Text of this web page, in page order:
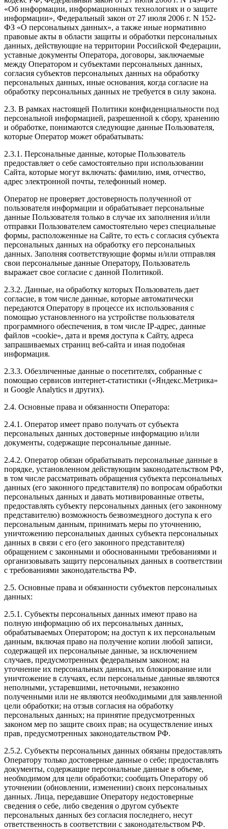
«Об информации, информационных технологиях и о защите
информации», Федеральный закон от 27 июля 2006 г. N 152-
ФЗ «О персональных данных», а также иные нормативно
правовые акты в области защиты и обработки персональных
данных, действующие на территории Российской Федерации,
уставные документы Оператора, договоры, заключаемые
между Оператором и субъектами персональных данных,
согласия субъектов персональных данных на обработку
персональных данных, иные основания, когда согласие на
обработку персональных данных не требуется в силу закона.
2.3. В рамках настоящей Политики конфиденциальности под
персональной информацией, разрешенной к сбору, хранению
и обработке, понимаются следующие данные Пользователя,
которые Оператор может обрабатывать:
2.3.1. Персональные данные, которые Пользователь
предоставляет о себе самостоятельно при использовании
Сайта, которые могут включать: фамилию, имя, отчество,
адрес электронной почты, телефонный номер.
Оператор не проверяет достоверность полученной от
пользователя информации и обрабатывает персональные
данные Пользователя только в случае их заполнения и/или
отправки Пользователем самостоятельно через специальные
формы, расположенные на Сайте, то есть с согласия субъекта
персональных данных на обработку его персональных
данных. Заполняя соответствующие формы и/или отправляя
свои персональные данные Оператору, Пользователь
выражает свое согласие с данной Политикой.
2.3.2. Данные, на обработку которых Пользователь дает
согласие, в том числе данные, которые автоматически
передаются Оператору в процессе их использования с
помощью установленного на устройстве пользователя
программного обеспечения, в том числе IP-адрес, данные
файлов «cookie», дата и время доступа к Сайту, адреса
запрашиваемых страниц веб-сайта и иная подобная
информация.
2.3.3. Обезличенные данные о посетителях, собранные с
помощью сервисов интернет-статистики («Яндекс.Метрика»
и Google Analytics и других).
2.4. Основные права и обязанности Оператора:
2.4.1. Оператор имеет право получать от субъекта
персональных данных достоверные информацию и/или
документы, содержащие персональные данные.
2.4.2. Оператор обязан обрабатывать персональные данные в
порядке, установленном действующим законодательством РФ,
в том числе рассматривать обращения субъекта персональных
данных (его законного представителя) по вопросам обработки
персональных данных и давать мотивированные ответы,
предоставлять субъекту персональных данных (его законному
представителю) возможность безвозмездного доступа к его
персональным данным, принимать меры по уточнению,
уничтожению персональных данных субъекта персональных
данных в связи с его (его законного представителя)
обращением с законными и обоснованными требованиями и
организовывать защиту персональных данных в соответствии
с требованиями законодательства РФ.
2.5. Основные права и обязанности субъектов персональных
данных:
2.5.1. Субъекты персональных данных имеют право на
полную информацию об их персональных данных,
обрабатываемых Оператором; на доступ к их персональным
данным, включая право на получение копии любой записи,
содержащей их персональные данные, за исключением
случаев, предусмотренных федеральным законом; на
уточнение их персональных данных, их блокирование или
уничтожение в случаях, если персональные данные являются
неполными, устаревшими, неточными, незаконно
полученными или не являются необходимыми для заявленной
цели обработки; на отзыв согласия на обработку
персональных данных; на принятие предусмотренных
законом мер по защите своих прав; на осуществление иных
прав, предусмотренных законодательством РФ.
2.5.2. Субъекты персональных данных обязаны предоставлять
Оператору только достоверные данные о себе; предоставлять
документы, содержащие персональные данные в объеме,
необходимом для цели обработки; сообщать Оператору об
уточнении (обновлении, изменении) своих персональных
данных. Лица, передавшие Оператору недостоверные
сведения о себе, либо сведения о другом субъекте
персональных данных без согласия последнего, несут
ответственность в соответствии с законодательством РФ.